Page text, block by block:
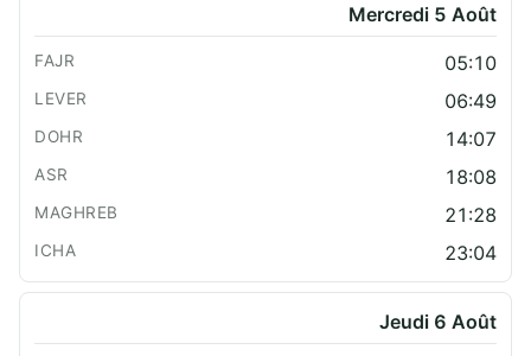
Mercredi 5 Août
05:10
06:49
14:07
18:08
21:28
23:04
Jeudi 6 Août